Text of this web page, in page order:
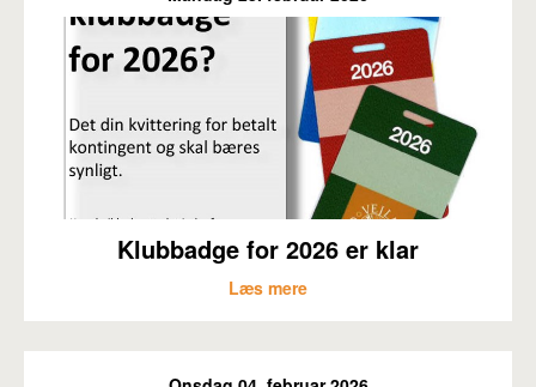
Klubbadge for 2026 er klar
Læs mere